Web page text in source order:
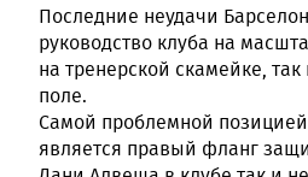
Последние неудачи
руководство клуба на
на тренерской скамейке,
поле.
Самой проблемной
является правый фланг